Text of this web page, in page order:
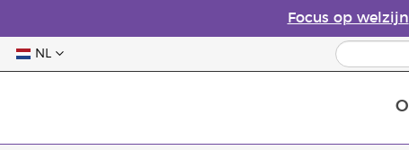
Focus op welzijn
NL